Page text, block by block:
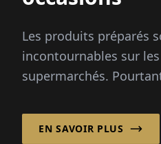
Les produits préparés
incontournables sur
supermarchés.
Mustafa Demirk...
EN SAVOIR PLUS